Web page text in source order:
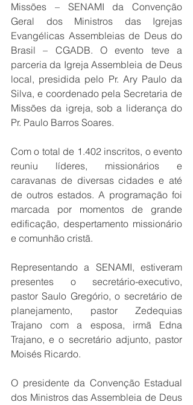
Missões – SENAMI da Convenção
Geral dos Ministros das Igrejas
Evangélicas Assembleias de Deus do
Brasil – CGADB. O evento teve a
parceria da Igreja Assembleia de Deus
local, presidida pelo Pr. Ary Paulo da
Silva, e coordenado pela Secretaria de
Missões da igreja, sob a liderança do
Pr. Paulo Barros Soares.
Com o total de 1.402 inscritos, o evento
reuniu líderes, missionários e
caravanas de diversas cidades e até
de outros estados. A programação foi
marcada por momentos de grande
edificação, despertamento missionário
e comunhão cristã.
Representando a SENAMI, estiveram
presentes o secretário-executivo,
pastor Saulo Gregório, o secretário de
planejamento, pastor Zedequias
Trajano com a esposa, irmã Edna
Trajano, e o secretário adjunto, pastor
Moisés Ricardo.
O presidente da Convenção Estadual
dos Ministros das Assembleia de Deus